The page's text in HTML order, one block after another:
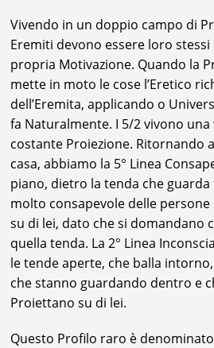
Vivendo in un doppio campo di
Eremiti devono essere loro
propria Motivazione. Quando la
mette in moto le cose l’Eretico
dell’Eremita, applicando o
fa Naturalmente. I 5/2 vivono
costante Proiezione. Ritornando
casa, abbiamo la 5° Linea
piano, dietro la tenda che
molto consapevole delle
su di lei, dato che si domandano
quella tenda. La 2° Linea
le tende aperte, che balla
che stanno guardando dentro e
Proiettano su di lei.
Questo Profilo raro è